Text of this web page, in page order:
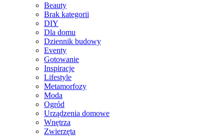
Beauty
Brak kategorii
DIY
Dla domu
Dziennik budowy
Eventy
Gotowanie
Inspiracje
Lifestyle
Metamorfozy
Moda
Ogród
Urządzenia domowe
Wnętrza
Zwierzęta